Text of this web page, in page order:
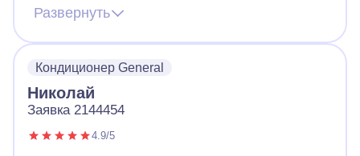
смогут приехать вечером. В А-Айсберг
обещали приехать в течении часа.
Обещание выполнили. Мастер грамотный и
в чем поломка, назвал цену и все починил.
Спасибо за качественную работу!
Развернуть
Кондиционер General
Николай
Заявка 2144454
4.9/5